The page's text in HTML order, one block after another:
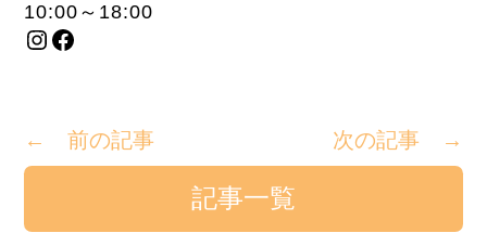
10:00～18:00
Instagram
Facebook
← 前の記事 次の記事 →
記事一覧